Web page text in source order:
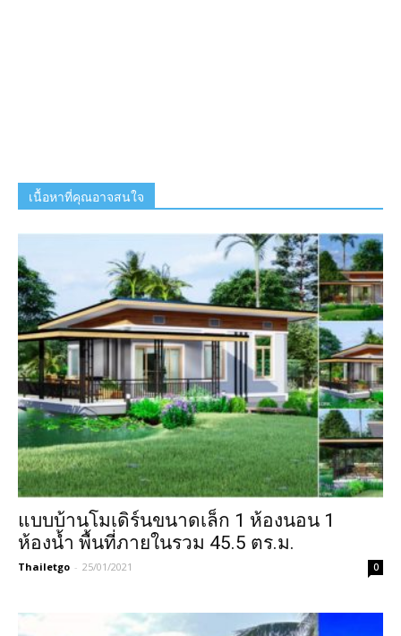
เนื้อหาที่คุณอาจสนใจ
แบบบ้านโมเดิร์นขนาดเล็ก 1 ห้องนอน 1
ห้องน้ำ พื้นที่ภายในรวม 45.5 ตร.ม.
Thailetgo - 25/01/2021 0